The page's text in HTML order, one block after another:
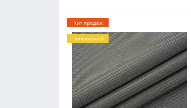
Хит продаж
Популярный